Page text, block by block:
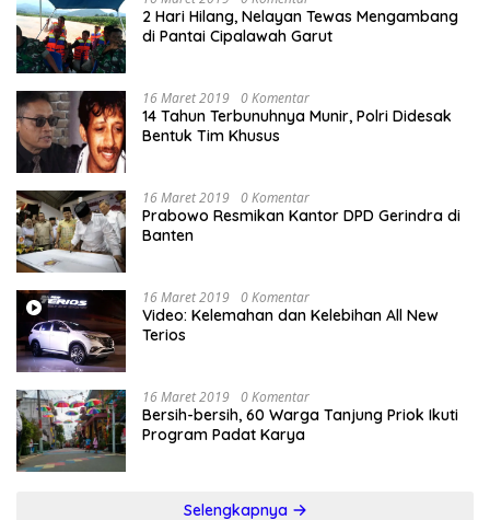
2 Hari Hilang, Nelayan Tewas Mengambang
di Pantai Cipalawah Garut
16 Maret 2019 0 Komentar
14 Tahun Terbunuhnya Munir, Polri Didesak
Bentuk Tim Khusus
16 Maret 2019 0 Komentar
Prabowo Resmikan Kantor DPD Gerindra di
Banten
16 Maret 2019 0 Komentar
Video: Kelemahan dan Kelebihan All New
Terios
16 Maret 2019 0 Komentar
Bersih-bersih, 60 Warga Tanjung Priok Ikuti
Program Padat Karya
Selengkapnya